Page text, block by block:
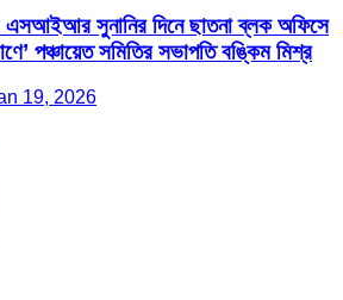
এসআইআর সুনানির দিনে ছাতনা ব্লক অফিসে
পঞ্চায়েত সমিতির সভাপতি বঙ্কিম মিশ্র
19, 2026